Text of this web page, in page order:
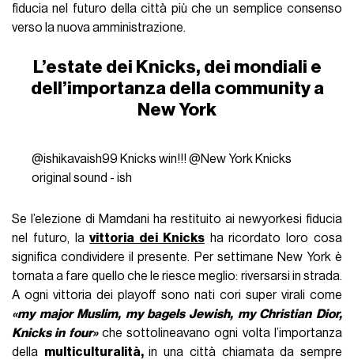
fiducia nel futuro della città più che un semplice consenso
verso la nuova amministrazione.
L’estate dei Knicks, dei mondiali e
dell’importanza della community a
New York
@ishikavaish99 Knicks win!!! @New York Knicks
original sound - ish
Se l’elezione di Mamdani ha restituito ai newyorkesi fiducia
nel futuro, lavittoria dei Knicksha ricordato loro cosa
significa condividere il presente. Per settimane New York è
tornata a fare quello che le riesce meglio: riversarsi in strada.
A ogni vittoria dei playoff sono nati cori super virali come
«my major Muslim, my bagels Jewish, my Christian Dior,
Knicks in four»che sottolineavano ogni volta l’importanza
della multiculturalità,in una città chiamata da sempre